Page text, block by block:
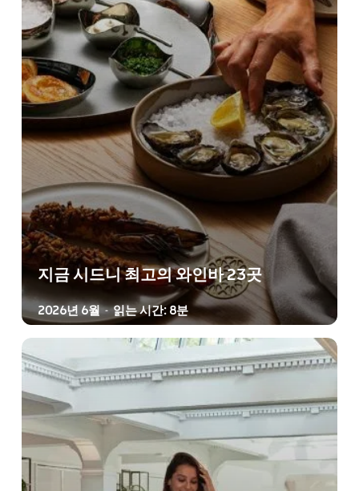
지금 시드니 최고의 와인바 23곳
2026년 6월 - 읽는 시간: 8분